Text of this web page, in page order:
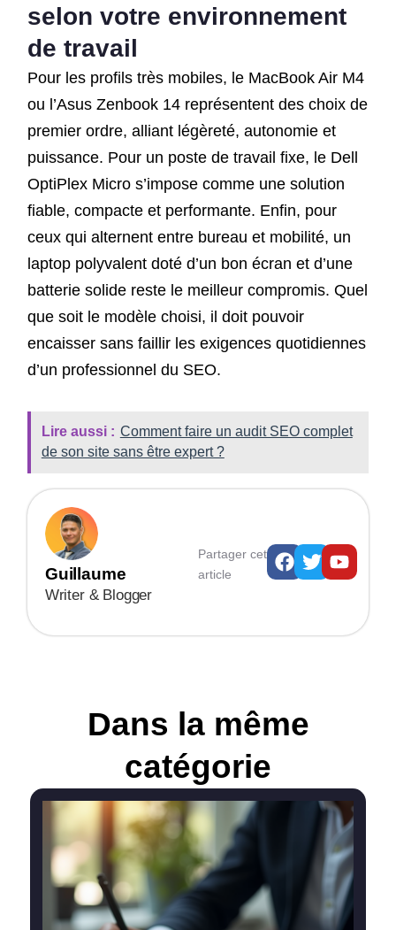
selon votre environnement
de travail
Pour les profils très mobiles, le MacBook Air M4
ou l’Asus Zenbook 14 représentent des choix de
premier ordre, alliant légèreté, autonomie et
puissance. Pour un poste de travail fixe, le Dell
OptiPlex Micro s’impose comme une solution
fiable, compacte et performante. Enfin, pour
ceux qui alternent entre bureau et mobilité, un
laptop polyvalent doté d’un bon écran et d’une
batterie solide reste le meilleur compromis. Quel
que soit le modèle choisi, il doit pouvoir
encaisser sans faillir les exigences quotidiennes
d’un professionnel du SEO.
Lire aussi : Comment faire un audit SEO complet
de son site sans être expert ?
Guillaume
Writer & Blogger
Partager cet
article
Facebook
Twitter
Dans la même
catégorie